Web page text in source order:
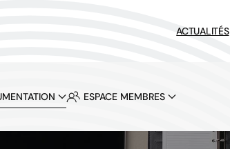
ACTUALITÉS
ESPACE MEMBRES